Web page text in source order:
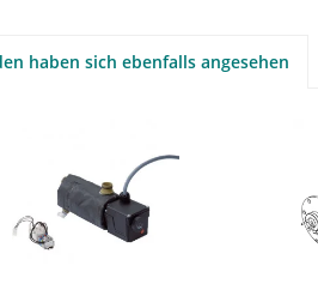
haben sich ebenfalls angesehen